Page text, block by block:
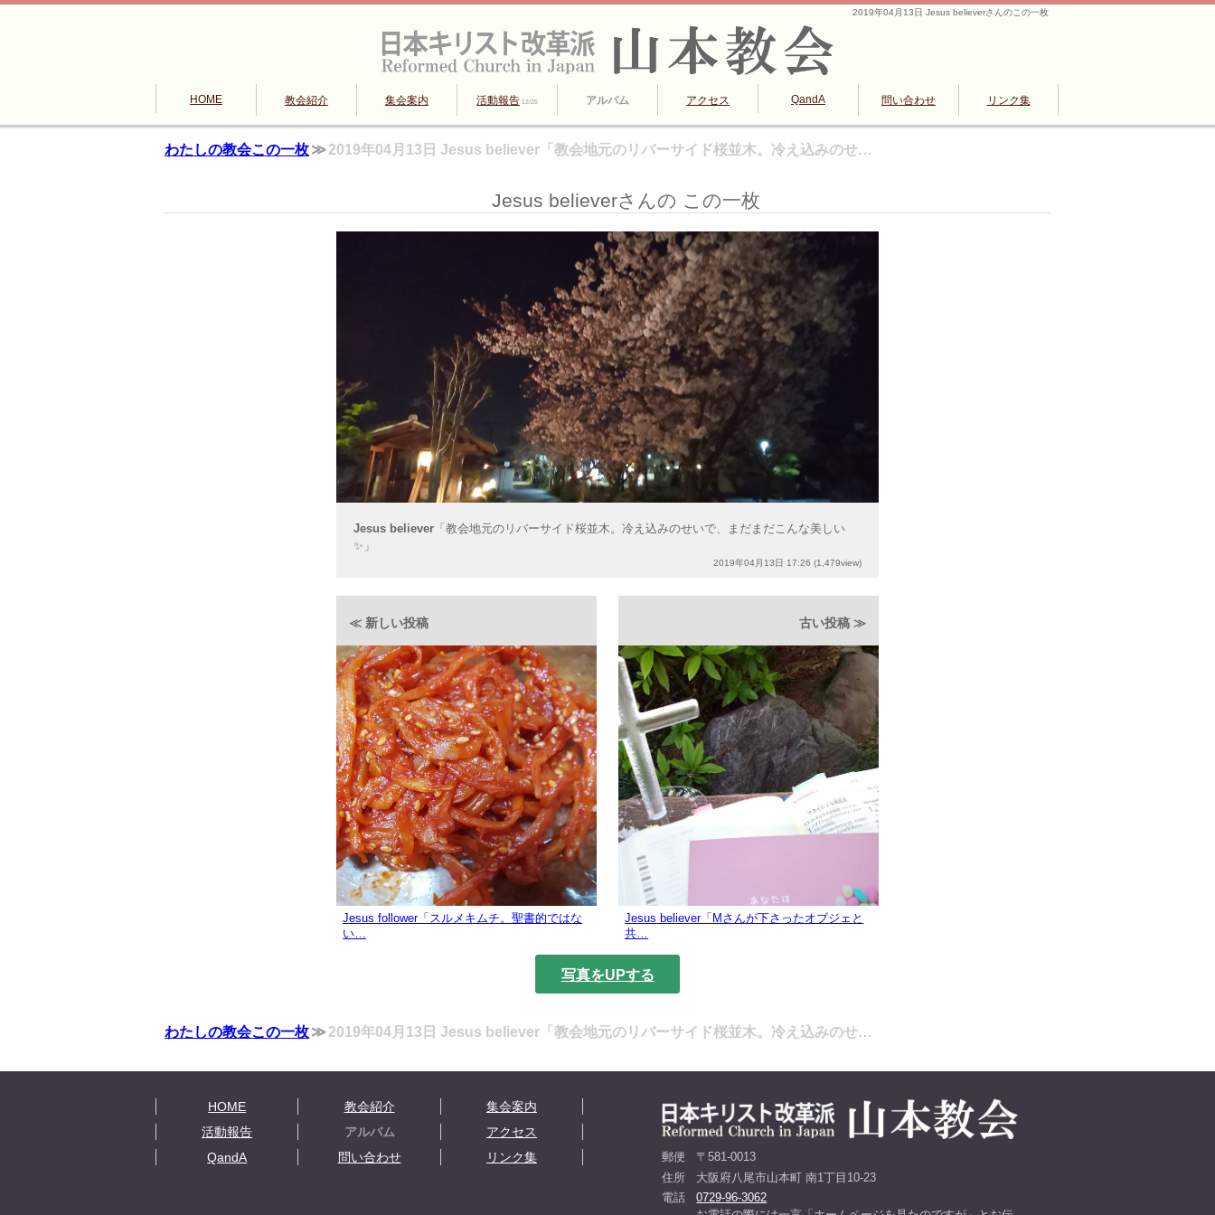
2019年04月13日 Jesus believerさんのこの一枚
HOME 教会紹介 集会案内 活動報告 12/25 アルバム アクセス QandA 問い合わせ リンク集
わたしの教会この一枚 2019年04月13日 Jesus believer「教会地元のリバーサイド桜並木。冷え込みのせ…
Jesus believerさんの この一枚
Jesus believer 「教会地元のリバーサイド桜並木。冷え込みのせいで、まだまだこんな美しい
✨」
2019年04月13日 17:26 (1,479view)
≪ 新しい投稿
Jesus follower「スルメキムチ。聖書的ではな
い…
古い投稿 ≫
Jesus believer「Mさんが下さったオブジェと
共…
写真をUPする
わたしの教会この一枚 2019年04月13日 Jesus believer「教会地元のリバーサイド桜並木。冷え込みのせ…
HOME 教会紹介
集会案内
活動報告
アルバム
アクセス
QandA
問い合わせ リンク集 郵便
〒581-0013
住所
大阪府八尾市山本町 南1丁目10-23
電話
0729-96-3062